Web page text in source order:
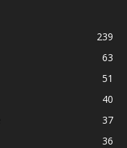
239
63
51
40
37
36